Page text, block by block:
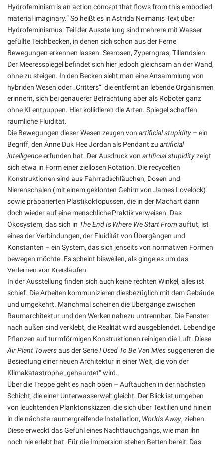
Hydrofeminism is an action concept that flows from this embodied
material imaginary.“ So heißt es in Astrida Neimanis Text über
Hydrofeminismus. Teil der Ausstellung sind mehrere mit Wasser
gefüllte Teichbecken, in denen sich schon aus der Ferne
Bewegungen erkennen lassen. Seerosen, Zyperngras, Tillandsien.
Der Meeresspiegel befindet sich hier jedoch gleichsam an der Wand,
ohne zu steigen. In den Becken sieht man eine Ansammlung von
hybriden Wesen oder „Critters“, die entfernt an lebende Organismen
erinnern, sich bei genauerer Betrachtung aber als Roboter ganz
ohne KI entpuppen. Hier kollidieren die Arten. Spiegel schaffen
räumliche Fluidität.
Die Bewegungen dieser Wesen zeugen von artificial stupidity – ein
Begriff, den Anne Duk Hee Jordan als Pendant zu artificial
intelligenceerfunden hat. Der Ausdruck von artificial stupidityzeigt
sich etwa in Form einer ziellosen Rotation. Die recycelten
Konstruktionen sind aus Fahrradschläuchen, Dosen und
Nierenschalen (mit einem geklonten Gehirn von James Lovelock)
sowie präparierten Plastikoktopussen, die in der Machart dann
doch wieder auf eine menschliche Praktik verweisen. Das
Ökosystem, das sich in The End Is Where We Start From auftut, ist
eines der Verbindungen, der Fluidität von Übergängen und
Konstanten – ein System, das sich jenseits von normativen Formen
bewegen möchte. Es scheint bisweilen, als ginge es um das
Verlernen von Kreisläufen.
In der Ausstellung finden sich auch keine rechten Winkel, alles ist
schief. Die Arbeiten kommunizieren diesbezüglich mit dem Gebäude
und umgekehrt. Manchmal scheinen die Übergänge zwischen
Raumarchitektur und den Werken nahezu untrennbar. Die Fenster
nach außen sind verklebt, die Realität wird ausgeblendet. Lebendige
Pflanzen auf turmförmigen Konstruktionen reinigen die Luft. Diese
Air Plant Towersaus der SerieI Used To Be Van Miessuggerieren die
Besiedlung einer neuen Architektur in einer Welt, die von der
Klimakatastrophe „gehauntet“ wird.
Über die Treppe geht es nach oben – Auftauchen in der nächsten
Schicht, die einer Unterwasserwelt gleicht. Der Blick ist umgeben
von leuchtenden Planktonskizzen, die sich über Textilien und hinein
in die nächste raumergreifende Installation, Worlds Away, ziehen.
Diese erweckt das Gefühl eines Nachttauchgangs, wie man ihn
noch nie erlebt hat. Für die Immersion stehen Betten bereit: Das